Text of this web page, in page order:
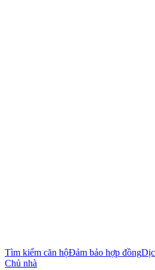
Tìm kiếm căn hộĐảm bảo hợp đồng
Chủ nhà